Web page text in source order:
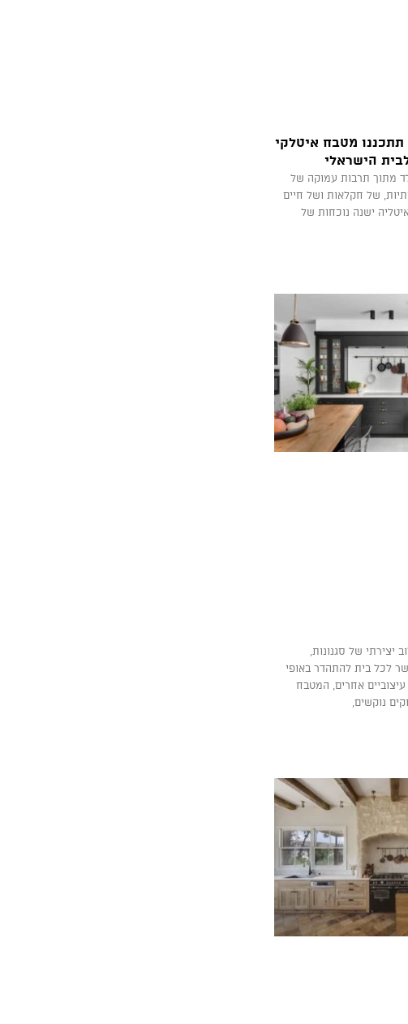
מטבח איטלקי
הישראלי
מתוך תרבות עמוקה של
של חקלאות ושל חיים
ישנה נוכחות של
יצירתי של סגנונות,
לכל בית להתהדר באופי
עיצוביים אחרים, המטבח
נוקשים,